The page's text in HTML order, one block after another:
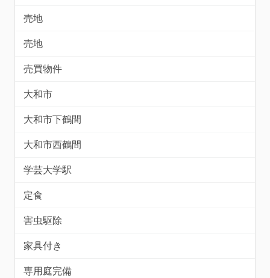
売地
売地
売買物件
大和市
大和市下鶴間
大和市西鶴間
学芸大学駅
定食
害虫駆除
家具付き
専用庭完備